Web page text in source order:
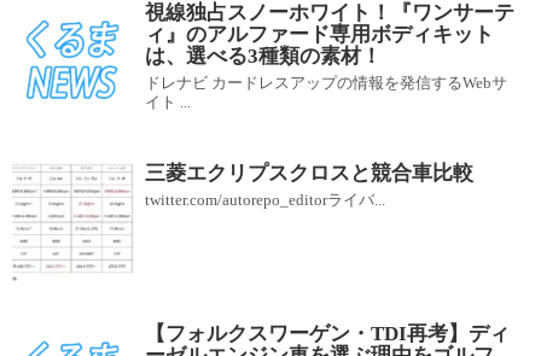
視線独占スノーホワイト！『ワンサーテ
ィ』のアルファード専用ボディキット
は、選べる3種類の素材！
ドレナビ カードレスアップの情報を発信するWebサ
イト ...
三菱エクリプスクロスと競合車比較
twitter.com/autorepo_editorライバ...
【フォルクスワーゲン・TDI再考】ディ